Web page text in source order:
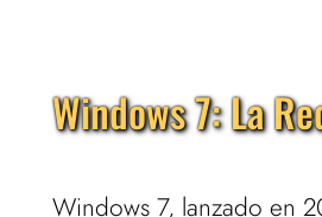
Windows 7: La
Windows 7, lanzado en